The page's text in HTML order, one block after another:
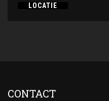
LOCATIE
CONTACT